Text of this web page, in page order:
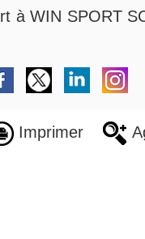
à WIN SPORT
Imprimer